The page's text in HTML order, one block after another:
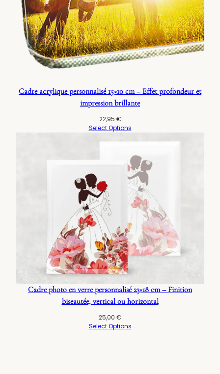
Cadre acrylique personnalisé 15×10 cm – Effet profondeur et
impression brillante
22,95 €
Select Options
Cadre photo en verre personnalisé 23×18 cm – Finition
biseautée, vertical ou horizontal
25,00 €
Select Options